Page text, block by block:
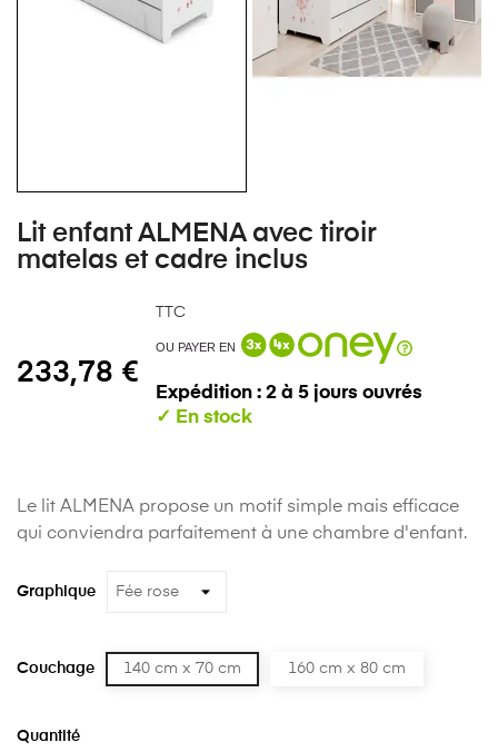
Lit enfant ALMENA avec tiroir
matelas et cadre inclus
233,78 €
TTC
OU PAYER EN
Expédition : 2 à 5 jours ouvrés
Le lit ALMENA propose un motif simple mais efficace
qui conviendra parfaitement à une chambre d'enfant.
Graphique
Couchage 140 cm x 70 cm 160 cm x 80 cm
Quantité